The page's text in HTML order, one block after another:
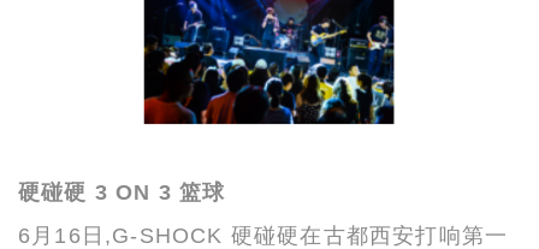
硬碰硬 3 ON 3 篮球
6月16日,G-SHOCK 硬碰硬在古都西安打响第一